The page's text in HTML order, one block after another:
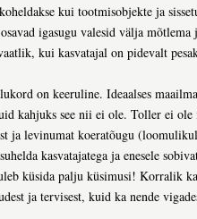
kui tootmisobjekte ja
igasugu valesid välja
kui kasvatajal on pidevalt
on keeruline. Ideaalses
kahjuks see nii ei ole. Toller ei
ja levinumat koeratõugu
kasvatajatega ja enesele
küsida palju küsimusi! Korralik
ja tervisest, kuid ka nende